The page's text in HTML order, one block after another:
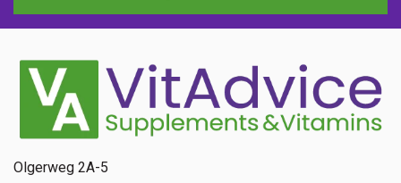
Olgerweg 2A-5